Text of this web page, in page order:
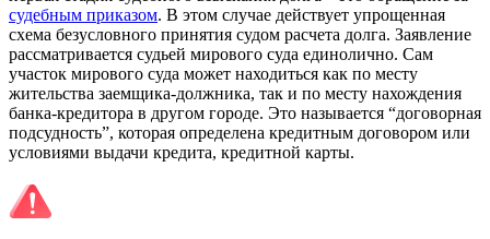
судебным приказом. В этом случае действует упрощенная
схема безусловного принятия судом расчета долга. Заявление
рассматривается судьей мирового суда единолично. Сам
участок мирового суда может находиться как по месту
жительства заемщика-должника, так и по месту нахождения
банка-кредитора в другом городе. Это называется “договорная
подсудность”, которая определена кредитным договором или
условиями выдачи кредита, кредитной карты.